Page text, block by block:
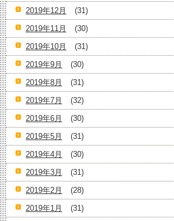
2019年12月
(31)
2019年11月
(30)
2019年10月
(31)
2019年9月
(30)
2019年8月
(31)
2019年7月
(32)
2019年6月
(30)
2019年5月
(31)
2019年4月
(30)
2019年3月
(31)
2019年2月
(28)
2019年1月
(31)